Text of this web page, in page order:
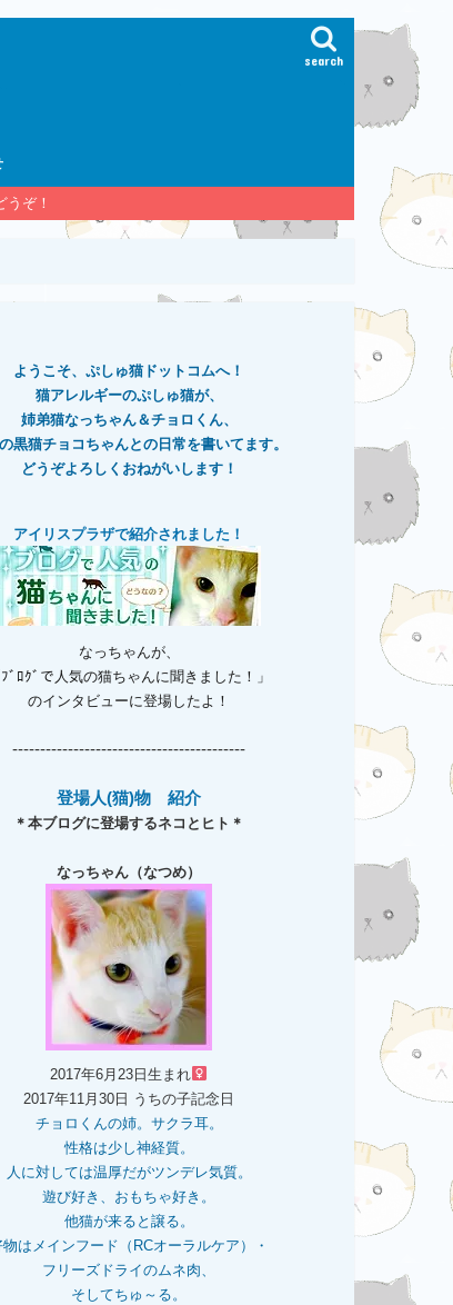
search
ぞ！
ようこそ、ぷしゅ猫ドットコムへ！
猫アレルギーのぷしゅ猫が、
姉弟猫なっちゃん＆チョロくん、
黒猫チョコちゃんとの日常を書いてます。
どうぞよろしくおねがいします！
アイリスプラザで紹介されました！
なっちゃんが、
ﾌﾞﾛｸﾞで人気の猫ちゃんに聞きました！」
のインタビューに登場したよ！
------------------------------------------
登場人(猫)物 紹介
＊本ブログに登場するネコとヒト＊
なっちゃん（なつめ）
2017年6月23日生まれ
2017年11月30日 うちの子記念日
チョロくんの姉。 サクラ耳。
性格は少し神経質。
人に対しては温厚だがツンデレ気質。
遊び好き、おもちゃ好き。
他猫が来ると譲る。
物はメインフード（RCオーラルケア）・
フリーズドライのムネ肉、
そしてちゅ～る。